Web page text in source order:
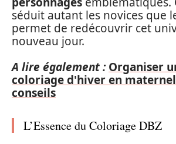
séduit autant les novices que
permet de redécouvrir cet
nouveau jour.
A lire également : Organiser
coloriage d'hiver en
conseils
L’Essence du Coloriage DBZ